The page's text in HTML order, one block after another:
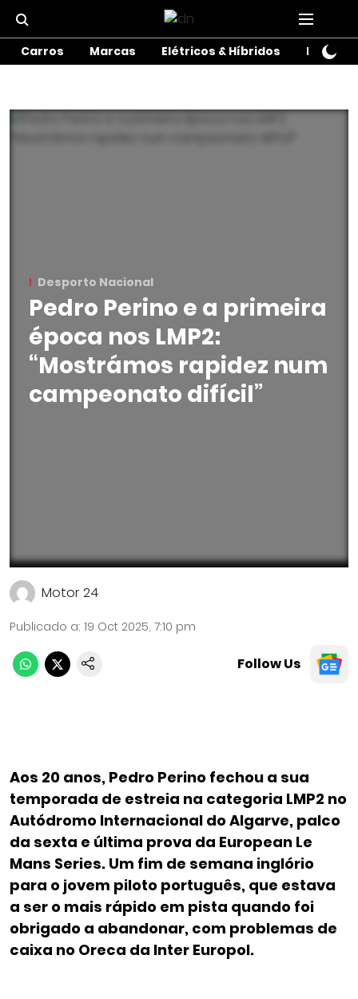
Carros Marcas Elétricos & Híbridos Motos
Desporto Nacional
Pedro Perino e a primeira
época nos LMP2:
“Mostrámos rapidez num
campeonato difícil”
Motor 24
Publicado a: 19 Oct 2025, 7:10 pm
Follow Us
Aos 20 anos, Pedro Perino fechou a sua
temporada de estreia na categoria LMP2 no
Autódromo Internacional do Algarve, palco
da sexta e última prova da European Le
Mans Series. Um fim de semana inglório
para o jovem piloto português, que estava
a ser o mais rápido em pista quando foi
obrigado a abandonar, com problemas de
caixa no Oreca da Inter Europol.